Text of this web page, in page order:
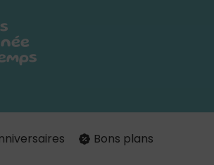
Bons plans